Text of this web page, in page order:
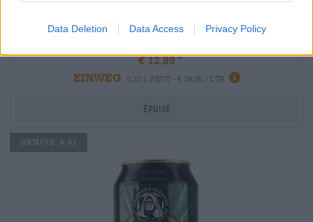
Data Deletion Data Access Privacy Policy
executor- willet rye ba
€ 12,89
EINWEG
0,33 L PEUT - € 39,06 / LTR
Épuisé
Untappd: 4,41